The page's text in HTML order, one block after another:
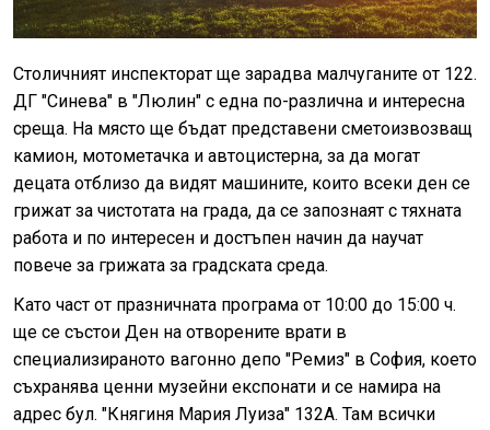
Столичният инспекторат ще зарадва малчуганите от 122.
ДГ "Синева" в "Люлин" с една по-различна и интересна
среща. На място ще бъдат представени сметоизвозващ
камион, мотометачка и автоцистерна, за да могат
децата отблизо да видят машините, които всеки ден се
грижат за чистотата на града, да се запознаят с тяхната
работа и по интересен и достъпен начин да научат
повече за грижата за градската среда.
Като част от празничната програма от 10:00 до 15:00 ч.
ще се състои Ден на отворените врати в
специализираното вагонно депо "Ремиз" в София, което
съхранява ценни музейни експонати и се намира на
адрес бул. "Княгиня Мария Луиза" 132А. Там всички